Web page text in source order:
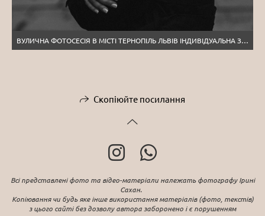
ВУЛИЧНА ФОТОСЕСІЯ В МІСТІ ТЕРНОПІЛЬ ЛЬВІВ ІНДИВІДУАЛЬНА ЗЙОМКА
Скопіюйте посилання
Всі представлені фото та відео-матеріали належать фотографу Ірині
Сахан.
Копіювання чи будь яке інше використання матеріалів (фото, текстів)
з цього сайті без дозволу автора заборонено і є порушенням